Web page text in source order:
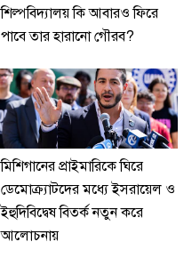
শিল্পবিদ্যালয় কি আবারও ফিরে
পাবে তার হারানো গৌরব?
মিশিগানের প্রাইমারিকে ঘিরে
ডেমোক্র্যাটদের মধ্যে ইসরায়েল ও
ইহুদিবিদ্বেষ বিতর্ক নতুন করে
আলোচনায়